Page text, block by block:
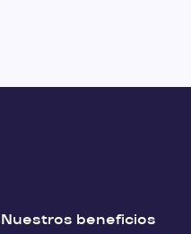
Nuestros beneficios